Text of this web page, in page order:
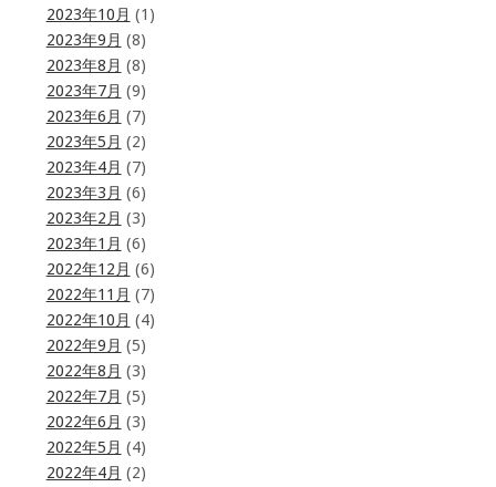
2023年10月 (1)
2023年9月 (8)
2023年8月 (8)
2023年7月 (9)
2023年6月 (7)
2023年5月 (2)
2023年4月 (7)
2023年3月 (6)
2023年2月 (3)
2023年1月 (6)
2022年12月 (6)
2022年11月 (7)
2022年10月 (4)
2022年9月 (5)
2022年8月 (3)
2022年7月 (5)
2022年6月 (3)
2022年5月 (4)
2022年4月 (2)